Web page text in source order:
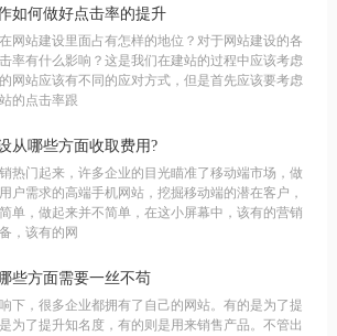
如何做好点击率的提升
网站建设里面占有怎样的地位？对于网站建设的各
率有什么影响？这是我们在建站的过程中应该考虑
网站应该有不同的应对方式，但是首先应该要考虑
的点击率跟
从哪些方面收取费用?
热门起来，许多企业的目光瞄准了移动端市场，做
户需求的高端手机网站，挖掘移动端的潜在客户，
单，做起来并不简单，在这小屏幕中，该有的营销
，该有的网
些方面需要一丝不苟
下，很多企业都拥有了自己的网站。有的是为了提
为了提升知名度，有的则是用来销售产品。不管出